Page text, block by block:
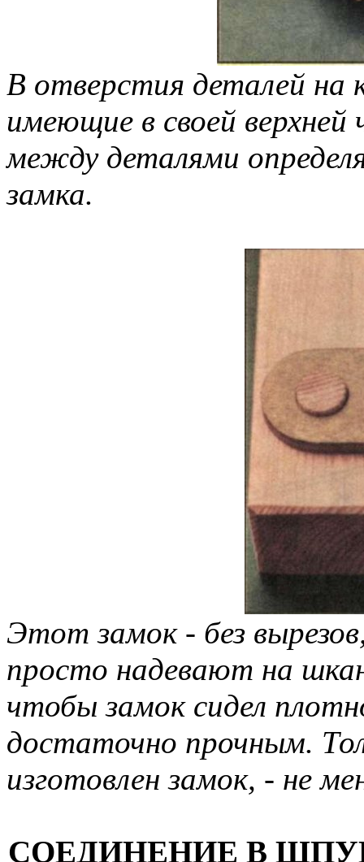
В отверстия деталей
имеющие в своей
между деталями
замка.
Этот замок - без
просто надевают на
чтобы замок сидел
достаточно прочным.
изготовлен замок, - не
СОЕДИНЕНИЕ В